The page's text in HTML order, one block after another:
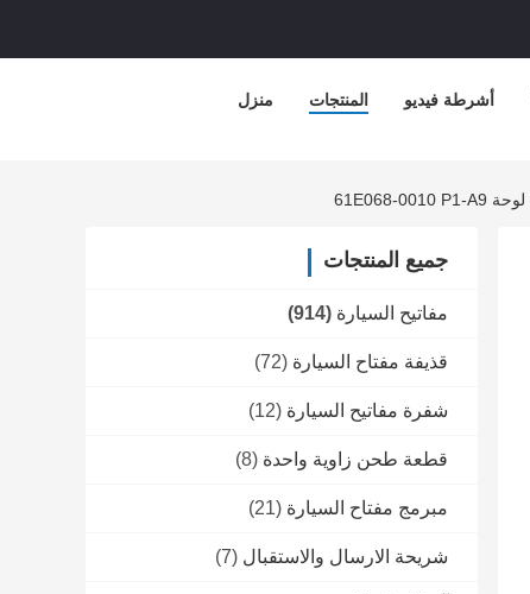
منزل المنتجات أشرطة فيديو
جميع المنتجات
مفاتيح السيارة (914)
قذيفة مفتاح السيارة (72)
شفرة مفاتيح السيارة (12)
قطعة طحن زاوية واحدة (8)
مبرمج مفتاح السيارة (21)
شريحة الارسال والاستقبال (7)